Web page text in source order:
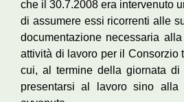
che il 30.7.2008 era intervenuto
di assumere essi ricorrenti alle
documentazione necessaria
attività di lavoro per il Consorzio
cui, al termine della giornata
presentarsi al lavoro sino alla